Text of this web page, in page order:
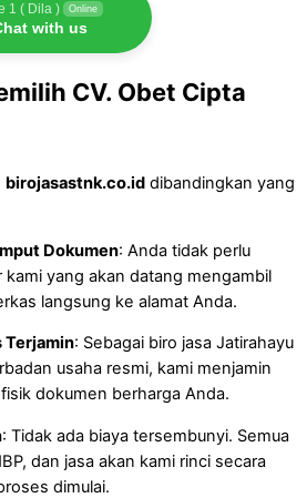
1 ( Dila ) Online
with us
CV. Obet Cipta
birojasastnk.co.id dibandingkan yang
Dokumen: Anda tidak perlu
kami yang akan datang mengambil
langsung ke alamat Anda.
Terjamin: Sebagai biro jasa Jatirahayu
usaha resmi, kami menjamin
dokumen berharga Anda.
: Tidak ada biaya tersembunyi. Semua
dan jasa akan kami rinci secara
dimulai.